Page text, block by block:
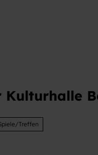
Kulturhalle
Treffen